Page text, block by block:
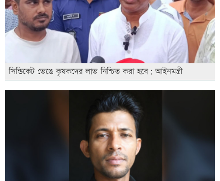
সিন্ডিকেট ভেঙে কৃষকদের লাভ নিশ্চিত করা হবে: আইনমন্ত্রী